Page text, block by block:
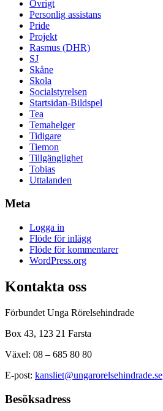
Övrigt
Personlig assistans
Pride
Projekt
Rasmus (DHR)
SJ
Skåne
Skola
Socialstyrelsen
Startsidan-Bildspel
Tea
Temahelger
Tidigare
Tiemon
Tillgänglighet
Tobias
Uttalanden
Meta
Logga in
Flöde för inlägg
Flöde för kommentarer
WordPress.org
Kontakta oss
Förbundet Unga Rörelsehindrade
Box 43, 123 21 Farsta
Växel: 08 – 685 80 80
E-post: kansliet@ungarorelsehindrade.se
Besöksadress